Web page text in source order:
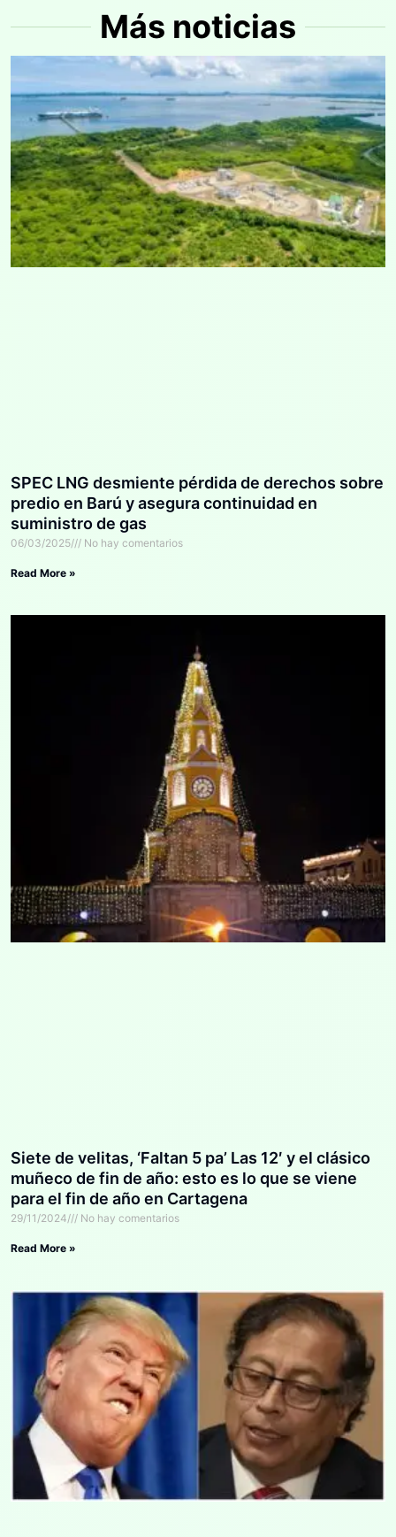
Más noticias
SPEC LNG desmiente pérdida de derechos sobre
predio en Barú y asegura continuidad en
suministro de gas
06/03/2025 No hay comentarios
Read More »
Siete de velitas, ‘Faltan 5 pa’ Las 12′ y el clásico
muñeco de fin de año: esto es lo que se viene
para el fin de año en Cartagena
29/11/2024 No hay comentarios
Read More »